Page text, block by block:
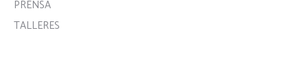
PRENSA
TALLERES